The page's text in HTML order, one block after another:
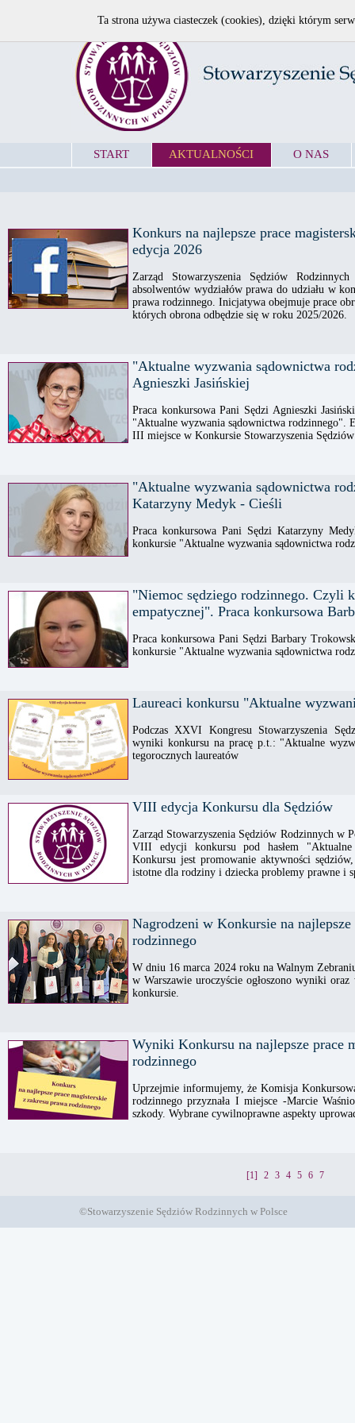
START AKTUALNOŚCI O NAS
Konkurs na najlepsze prace
edycja 2026
Zarząd Stowarzyszenia Sędziów
absolwentów wydziałów prawa do udziału w
prawa rodzinnego. Inicjatywa obejmuje prace
których obrona odbędzie się w roku 2025/2026.
"Aktualne wyzwania sądownictwa
Agnieszki Jasińskiej
Praca konkursowa Pani Sędzi Agnieszki
"Aktualne wyzwania sądownictwa rodzinnego".
III miejsce w Konkursie Stowarzyszenia
"Aktualne wyzwania sądownictwa
Katarzyny Medyk - Cieśli
Praca konkursowa Pani Sędzi Katarzyny
konkursie "Aktualne wyzwania sądownictwa
"Niemoc sędziego rodzinnego. Czyli
empatycznej". Praca konkursowa
Praca konkursowa Pani Sędzi Barbary
konkursie "Aktualne wyzwania sądownictwa
Laureaci konkursu "Aktualne
Podczas XXVI Kongresu Stowarzyszenia
wyniki konkursu na pracę p.t.: "Aktualne
tegorocznych laureatów
VIII edycja Konkursu dla Sędziów
Zarząd Stowarzyszenia Sędziów Rodzinnych w
VIII edycji konkursu pod hasłem "Aktualne
Konkursu jest promowanie aktywności
istotne dla rodziny i dziecka problemy prawne i
Nagrodzeni w Konkursie na
rodzinnego
W dniu 16 marca 2024 roku na Walnym
w Warszawie uroczyście ogłoszono wyniki
konkursie.
Wyniki Konkursu na najlepsze prace
rodzinnego
Uprzejmie informujemy, że Komisja
rodzinnego przyznała I miejsce -Marcie
szkody. Wybrane cywilnoprawne aspekty
[1] 2 3 4 5 6 7
©Stowarzyszenie Sędziów Rodzinnych w Polsce
Ta strona używa ciasteczek (cookies), dzięki którym